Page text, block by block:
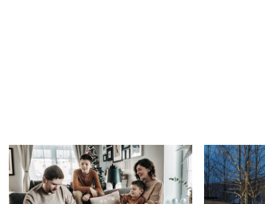
Рум-тур по дому | 06.05.2022
Три этажа счастья: как
обустроили каждый
Интерьер и
в